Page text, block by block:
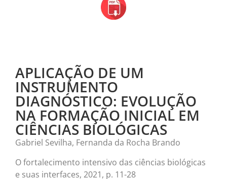
APLICAÇÃO DE UM
INSTRUMENTO
DIAGNÓSTICO: EVOLUÇÃO
NA FORMAÇÃO INICIAL EM
CIÊNCIAS BIOLÓGICAS
Gabriel Sevilha, Fernanda da Rocha Brando
O fortalecimento intensivo das ciências biológicas
e suas interfaces, 2021, p. 11-28